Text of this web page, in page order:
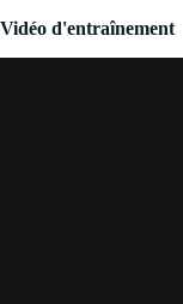
Vidéo d'entraînement